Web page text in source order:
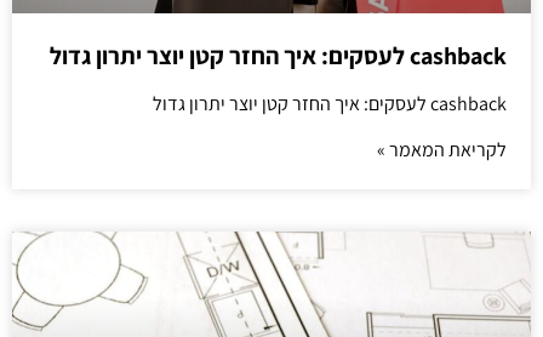
cashback לעסקים: איך החזר קטן יוצר יתרון גדול
cashback לעסקים: איך החזר קטן יוצר יתרון גדול
לקריאת המאמר »